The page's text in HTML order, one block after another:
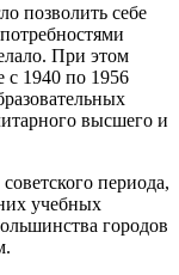
позволить себе
При этом
с 1940 по 1956
высшего и
периода,
учебных
городов